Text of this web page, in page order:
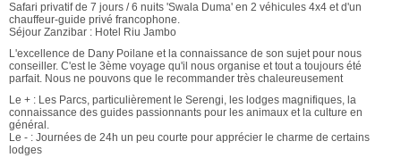
Safari privatif de 7 jours / 6 nuits 'Swala Duma' en 2 véhicules 4x4 et d'un
chauffeur-guide privé francophone.
Séjour Zanzibar : Hotel Riu Jambo
L'excellence de Dany Poilane et la connaissance de son sujet pour nous
conseiller. C'est le 3ème voyage qu'il nous organise et tout a toujours été
parfait. Nous ne pouvons que le recommander très chaleureusement
Le + : Les Parcs, particulièrement le Serengi, les lodges magnifiques, la
connaissance des guides passionnants pour les animaux et la culture en
général.
Le - : Journées de 24h un peu courte pour apprécier le charme de certains
lodges